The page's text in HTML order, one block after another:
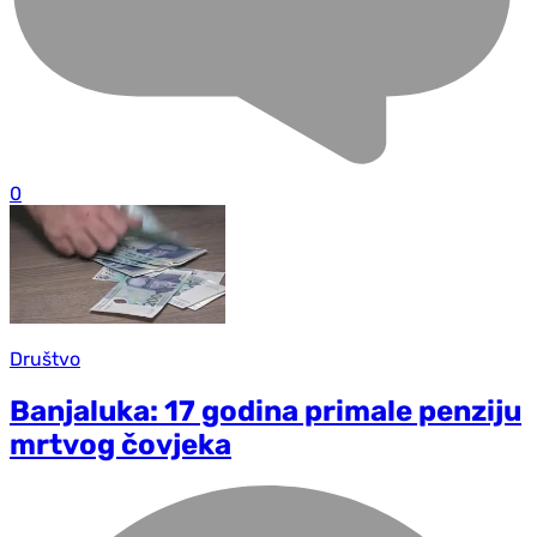
0
Društvo
Banjaluka: 17 godina primale penziju
mrtvog čovjeka